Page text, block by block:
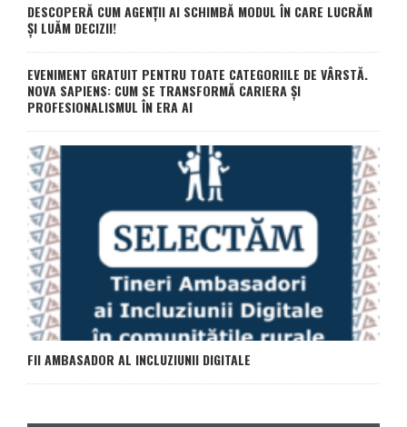
DESCOPERĂ CUM AGENȚII AI SCHIMBĂ MODUL ÎN CARE LUCRĂM
ȘI LUĂM DECIZII!
EVENIMENT GRATUIT PENTRU TOATE CATEGORIILE DE VÂRSTĂ.
NOVA SAPIENS: CUM SE TRANSFORMĂ CARIERA ȘI
PROFESIONALISMUL ÎN ERA AI
FII AMBASADOR AL INCLUZIUNII DIGITALE